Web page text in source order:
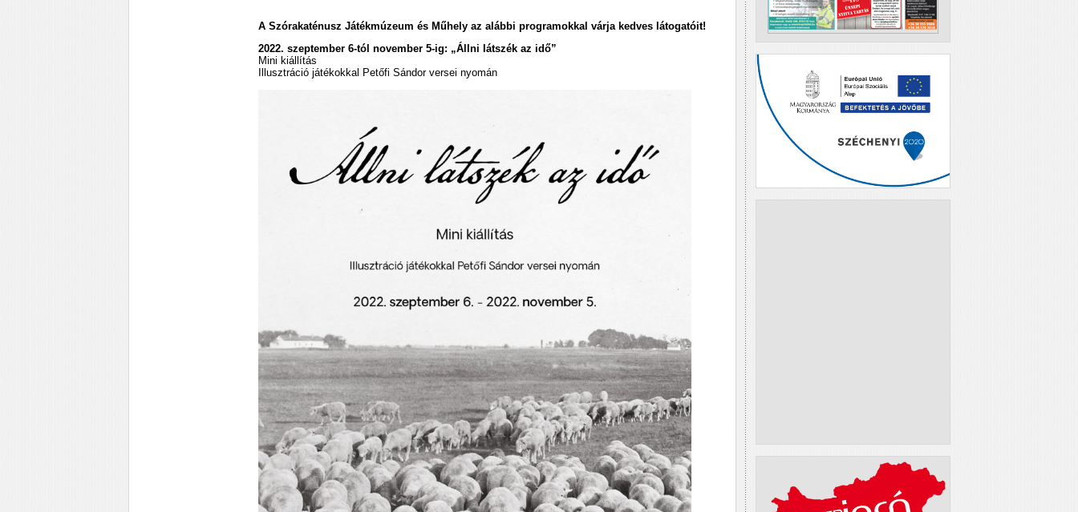
A Szórakaténusz Játékmúzeum és Műhely az alábbi programokkal várja kedves látogatóit!
2022. szeptember 6-tól november 5-ig: „Állni látszék az idő”
Mini kiállítás
Illusztráció játékokkal Petőfi Sándor versei nyomán